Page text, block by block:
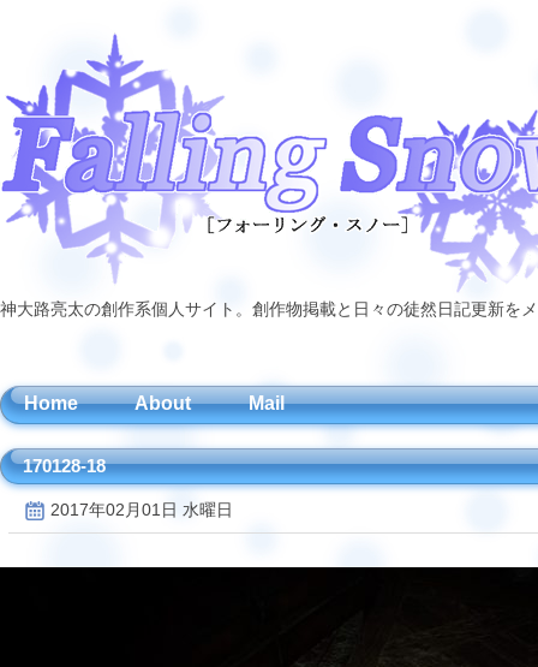
神大路亮太の創作系個人サイト。創作物掲載と日々の徒然日記更新
Home About Mail
170128-18
2017年02月01日 水曜日